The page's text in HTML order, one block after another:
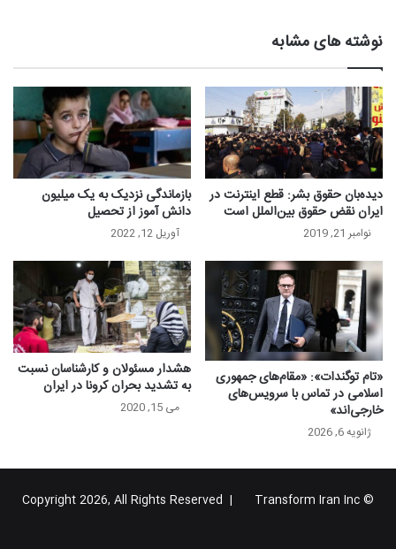
نوشته های مشابه
دیده‌بان حقوق بشر: قطع اینترنت در
ایران نقض حقوق بین‌الملل است
نوامبر 21, 2019
بازماندگی نزدیک به یک میلیون
دانش آموز از تحصیل
آوریل 12, 2022
«تام توگندات»: «مقام‌های جمهوری
اسلامی در تماس با سرویس‌های
خارجی‌اند»
ژانویه 6, 2026
هشدار مسئولان و کارشناسان نسبت
به تشدید بحران کرونا در ایران
می 15, 2020
© Copyright 2026, All Rights Reserved |
Transform Iran Inc